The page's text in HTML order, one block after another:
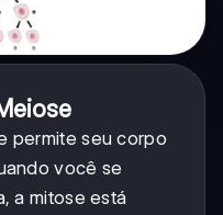
permite seu corpo
você se
a mitose está